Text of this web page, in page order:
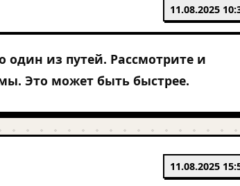
11.08.2025
один из путей. Рассмотрите и
Это может быть быстрее.
11.08.2025